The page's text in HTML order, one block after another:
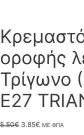
οροφής
Τρίγωνο
Ε27
5.50€ Original
3.85€ ΗΜΕ ΦΠΑ